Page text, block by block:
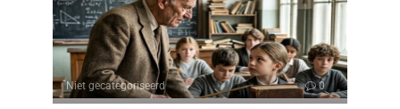
Niet gecategoriseerd 0